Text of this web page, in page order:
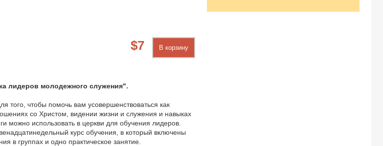
7 В корзину
лидеров молодежного служения".
того, чтобы помочь вам усовершенствоваться как
со Христом, видении жизни и служения и навыках
можно использовать в церкви для обучения лидеров.
курс обучения, в который включены
в группах и одно практическое занятие.